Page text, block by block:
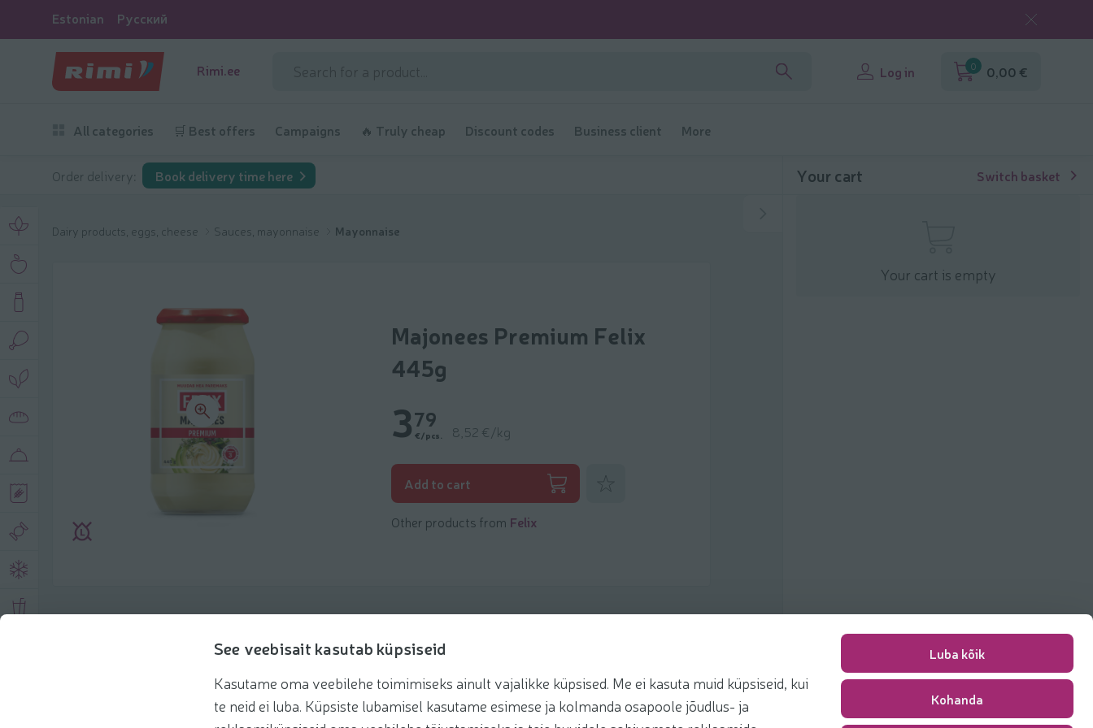
See veebisait kasutab küpsiseid
Kasutame oma veebilehe toimimiseks ainult vajalikke küpsised. Me ei kasuta muid küpsiseid, kui
te neid ei luba. Küpsiste lubamisel kasutame esimese ja kolmanda osapoole jõudlus- ja
Luba kõik
Kohanda
Estonian Русский
Rimi.ee Log in 0 0,00 €
All categories 🛒 Best offers Campaigns 🔥 Truly cheap Discount codes Business client More
Order delivery: Book delivery time here
Dairy products, eggs, cheese Sauces, mayonnaise Mayonnaise
Majonees Premium Felix
445g
379
€/pcs. 8,52 €/kg
Add to cart
Other products from Felix
Recommendations Recipes
Your cart Switch basket
Your cart is empty